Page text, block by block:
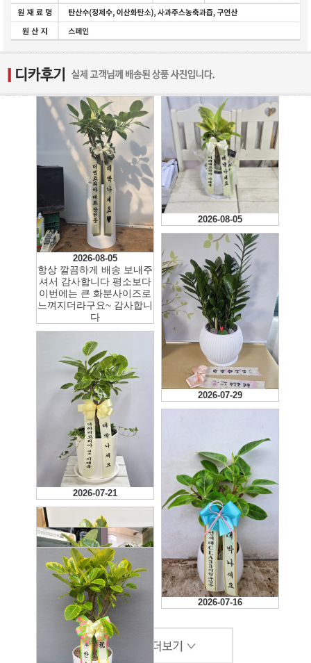
2026-08-05
항상 깔끔하게 배송 보내주
셔서 감사합니다 평소보다
이번에는 큰 화분사이즈로
느껴지더라구요~ 감사합니
다
2026-08-05
2026-07-29
2026-07-21
2026-07-16